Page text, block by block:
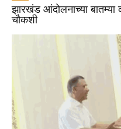
झारखंड आंदोलनाच्या बातम्या
चौकशी